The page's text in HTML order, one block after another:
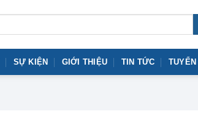
SỰ KIỆN GIỚI THIỆU TIN TỨC TUYỂN